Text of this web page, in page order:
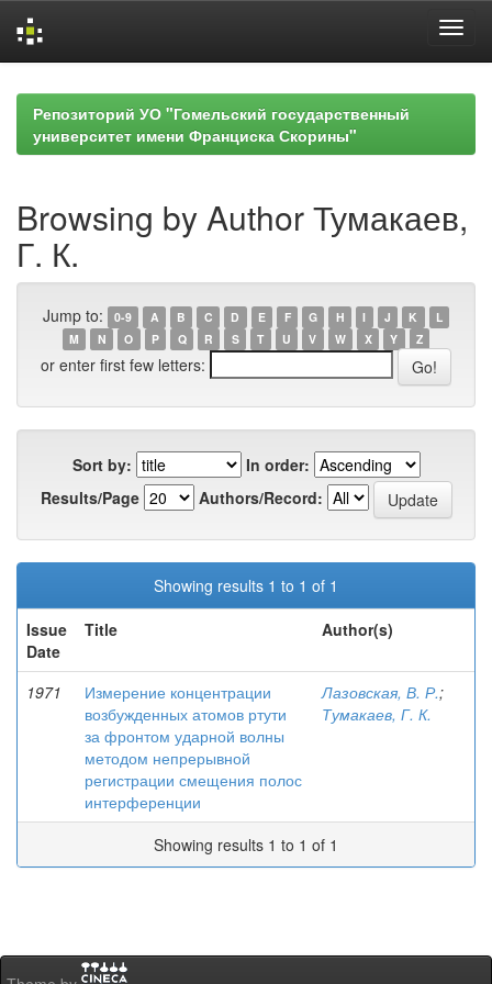
navigationРепозиторий УО "Гомельский государственный
университет имени Франциска Скорины"
Browsing by Author Тумакаев,
Г. К.
Jump to: 0-9 A B C D E F G H I J K
L
M
N O P Q R S T U V W X Y Z
or enter first few letters:
Sort by:
In order:
Results/Page
Authors/Record:
Showing results 1 to 1 of 1
Issue
Date
Title Author(s)
1971
Измерение концентрации
возбужденных атомов ртути
за фронтом ударной волны
методом непрерывной
регистрации смещения полос
интерференции
Лазовская, В. Р.;
Тумакаев, Г. К.
Showing results 1 to 1 of 1